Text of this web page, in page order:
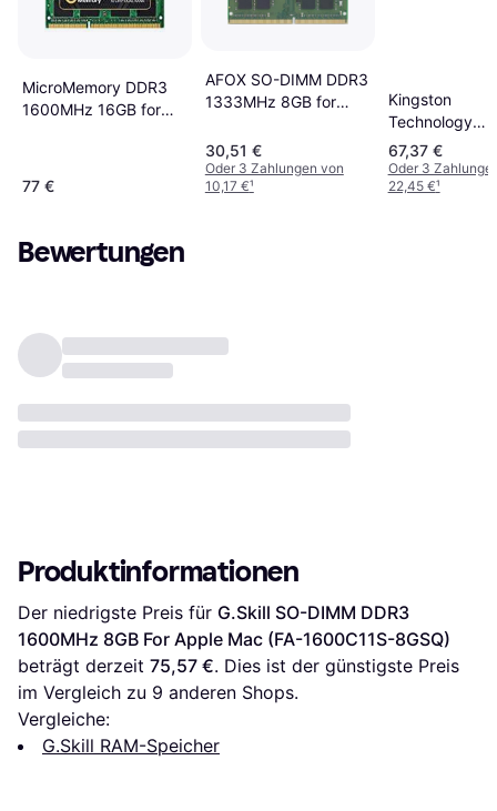
MicroMemory DDR3
1600MHz 16GB for
77 €
AFOX SO-DIMM DDR3
1333MHz 8GB for
30,51 €
Oder 3 Zahlungen von
10,17 €¹
Kingston
Technology
System
Memory 8GB
DDR3-1600
67,37 €
Oder 3
22,45 €¹
Bewertungen
Produktinformationen
Der niedrigste Preis für G.Skill SO-DIMM DDR3
1600MHz 8GB For Apple Mac (FA-1600C11S-8GSQ)
beträgt derzeit 75,57 €. Dies ist der günstigste Preis
im Vergleich zu 9 anderen Shops.
Vergleiche:
G.Skill RAM-Speicher